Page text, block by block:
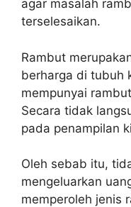
agar masalah
terselesaikan.
Rambut
berharga di tubuh
mempunyai
Secara tidak
pada penampilan
Oleh sebab itu,
mengeluarkan
memperoleh jenis